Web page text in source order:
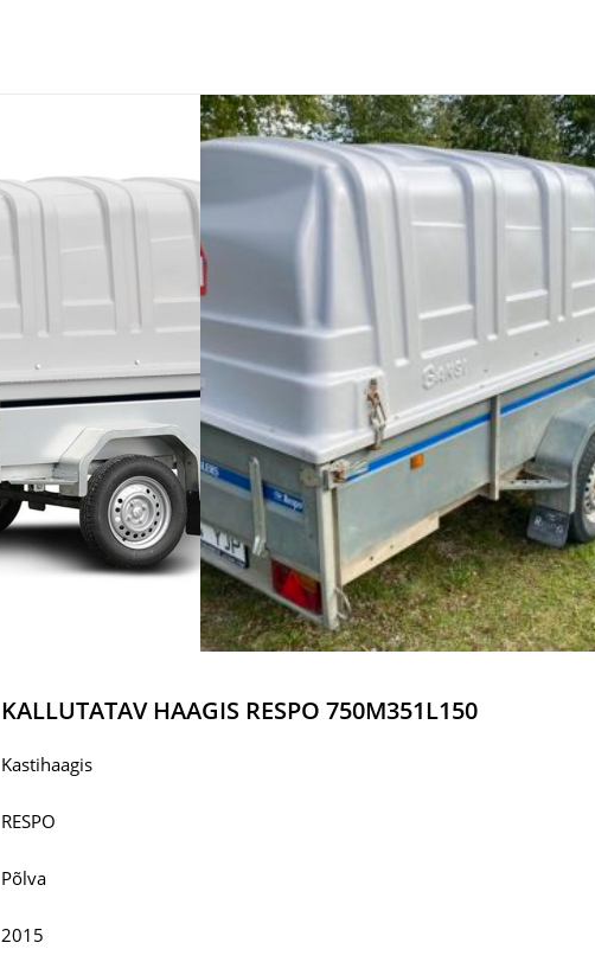
KALLUTATAV HAAGIS RESPO 750M351L150
Kastihaagis
RESPO
Põlva
2015